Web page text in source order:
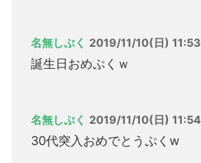
名無しぷく 2019/11/10(日) 11:53
誕生日おめぷくｗ
名無しぷく 2019/11/10(日) 11:54
30代突入おめでとうぷくw